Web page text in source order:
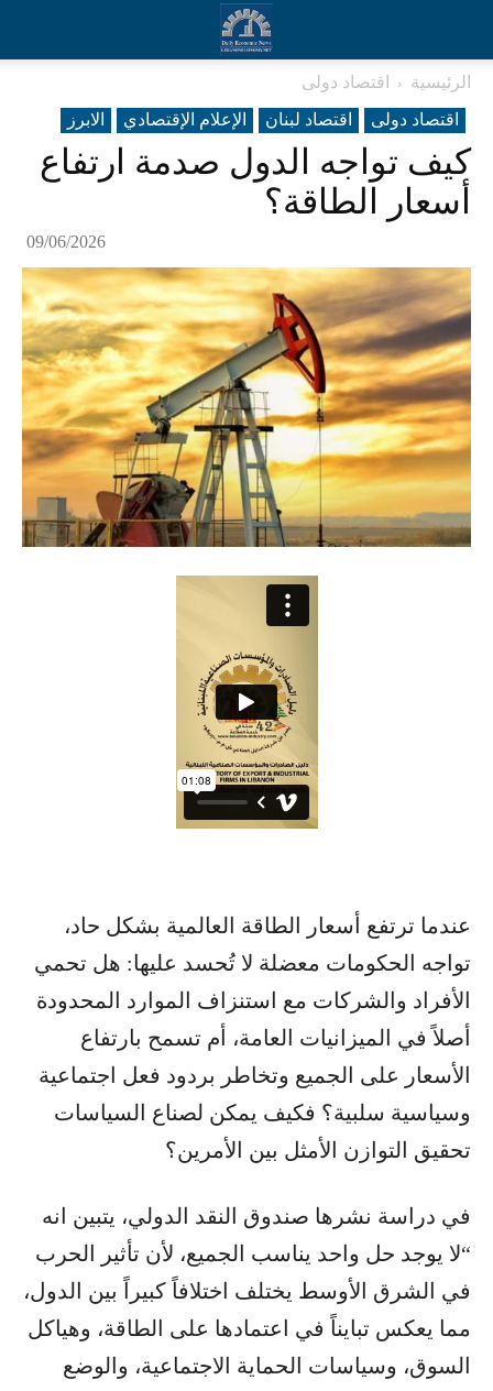
الرئيسية
اقتصاد دولی
اقتصاد دولی
اقتصاد لبنان الإعلام الإقتصادي الابرز
كيف تواجه الدول صدمة ارتفاع
أسعار الطاقة؟
09/06/2026
عندما ترتفع أسعار الطاقة العالمية بشكل حاد،
تواجه الحكومات معضلة لا تُحسد عليها: هل تحمي
الأفراد والشركات مع استنزاف الموارد المحدودة
أصلاً في الميزانيات العامة، أم تسمح بارتفاع
الأسعار على الجميع وتخاطر بردود فعل اجتماعية
وسياسية سلبية؟ فكيف يمكن لصناع السياسات
تحقيق التوازن الأمثل بين الأمرين؟
في دراسة نشرها صندوق النقد الدولي، يتبين انه
“لا يوجد حل واحد يناسب الجميع، لأن تأثير الحرب
في الشرق الأوسط يختلف اختلافاً كبيراً بين الدول،
مما يعكس تبايناً في اعتمادها على الطاقة، وهياكل
السوق، وسياسات الحماية الاجتماعية، والوضع